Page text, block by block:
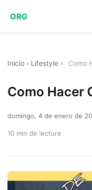
ORG
Inicio › Lifestyle › Como
Como Hacer
domingo, 4 de enero de
10 min de lectura